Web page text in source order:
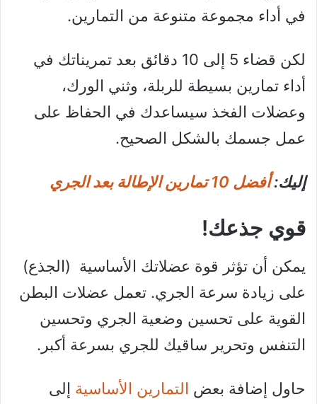
في أداء مجموعة متنوعة من التمارين.
لكن قضاء 5 إلى 10 دقائق بعد تمريناتك في
أداء تمارين بسيطة للربلة، وثني الورك،
وعضلات الفخذ سيساعدك في الحفاظ على
عمل جسمك بالشكل الصحيح.
إليك:أفضل 10 تمارين الإطالة بعد الجري
قوي جذعك!
يمكن أن تؤثر قوة عضلاتك الأساسية (الجذع)
على زيادة سرعة الجري. تعمل عضلات البطن
القوية على تحسين وضعية الجري وتحسين
التنفس وتحرير ساقيك للجري بسرعة أكبر.
حاول إضافة بعض التمارين الأساسية إلى